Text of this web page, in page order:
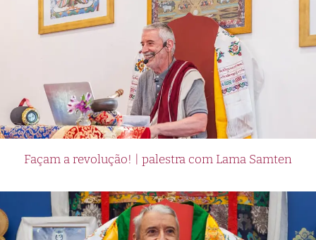
Façam a revolução! | palestra com Lama Samten